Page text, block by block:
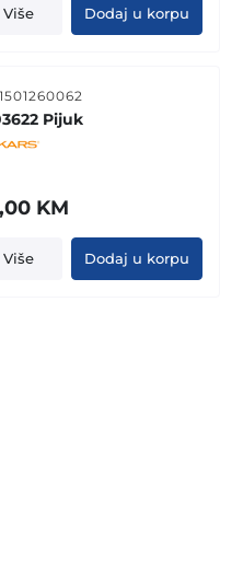
Više Dodaj u korpu
Pijuk
KM
Više Dodaj u korpu